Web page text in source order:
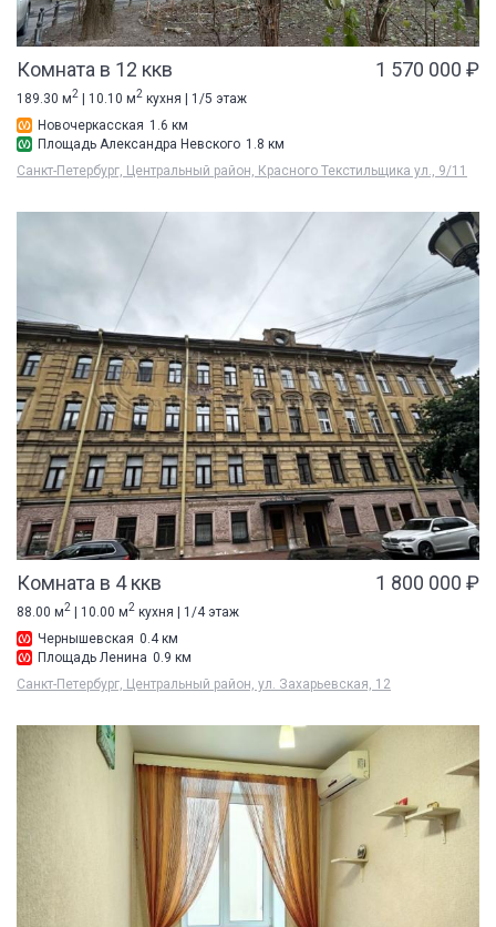
Комната в 12 ккв 1 570 000 ₽
189.30 м2 | 10.10 м2 кухня | 1/5 этаж
Новочеркасская 1.6 км
Площадь Александра Невского 1.8 км
Санкт-Петербург, Центральный район, Красного Текстильщика ул., 9/11
Комната в 4 ккв 1 800 000 ₽
88.00 м2 | 10.00 м2 кухня | 1/4 этаж
Чернышевская 0.4 км
Площадь Ленина 0.9 км
Санкт-Петербург, Центральный район, ул. Захарьевская, 12